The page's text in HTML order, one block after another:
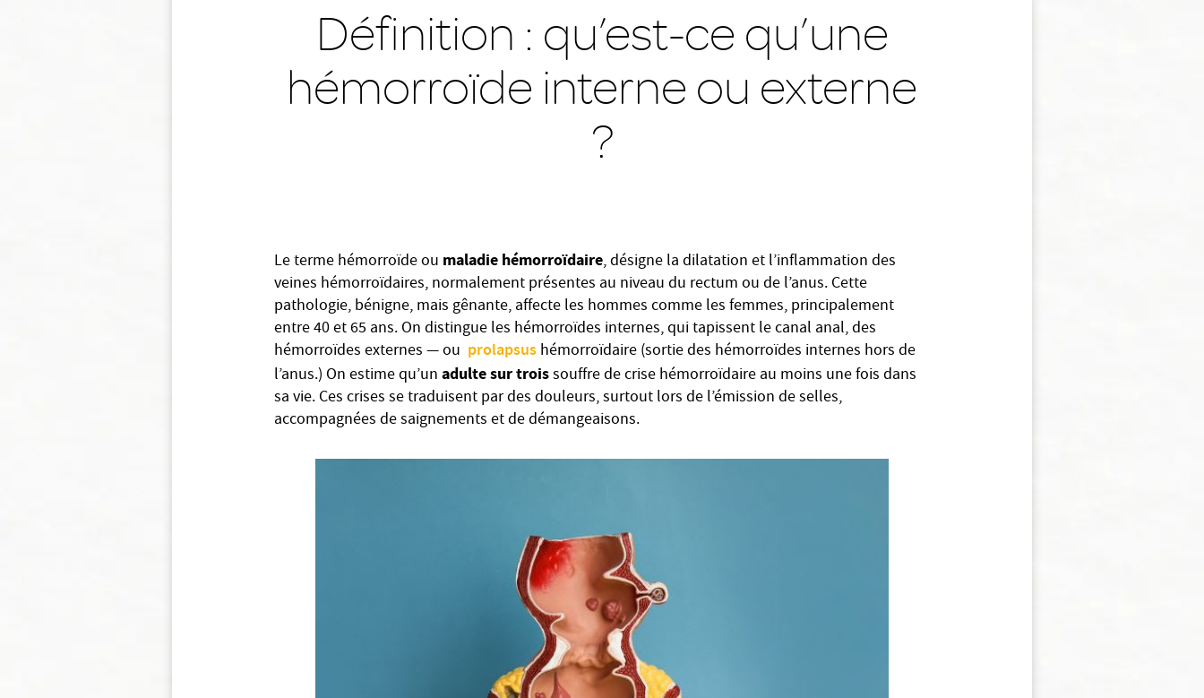
Définition : qu’est-ce qu’une
hémorroïde interne ou externe
?
Le terme hémorroïde ou maladie hémorroïdaire, désigne la dilatation et l’inflammation des
veines hémorroïdaires, normalement présentes au niveau du rectum ou de l’anus. Cette
pathologie, bénigne, mais gênante, affecte les hommes comme les femmes, principalement
entre 40 et 65 ans. On distingue les hémorroïdes internes, qui tapissent le canal anal, des
hémorroïdes externes — ou prolapsushémorroïdaire (sortie des hémorroïdes internes hors de
l’anus.) On estime qu’un adulte sur troissouffre de crise hémorroïdaire au moins une fois dans
sa vie. Ces crises se traduisent par des douleurs, surtout lors de l’émission de selles,
accompagnées de saignements et de démangeaisons.